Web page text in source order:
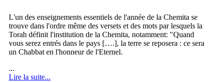
L'un des enseignements essentiels de l'année de la Chemita se
trouve dans l'ordre même des versets et des mots par lesquels la
Torah définit l'institution de la Chemita, notamment: "Quand
vous serez entrés dans le pays [….], la terre se reposera : ce sera
un Chabbat en l'honneur de l'Eternel.
...
Lire la suite...